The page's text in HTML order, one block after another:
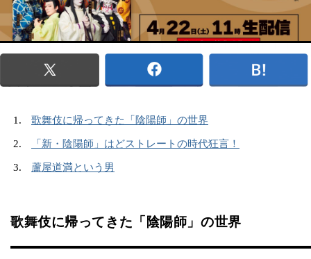
歌舞伎に帰ってきた「陰陽師」の世界
「新・陰陽師」はどストレートの時代狂言！
蘆屋道満という男
歌舞伎に帰ってきた「陰陽師」の世界